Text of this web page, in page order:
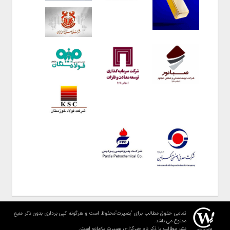
تمامی حقوق مطالب برای "بصیرت"محفوظ است و هرگونه کپی برداری بدون ذکر منبع
ممنوع می باشد.